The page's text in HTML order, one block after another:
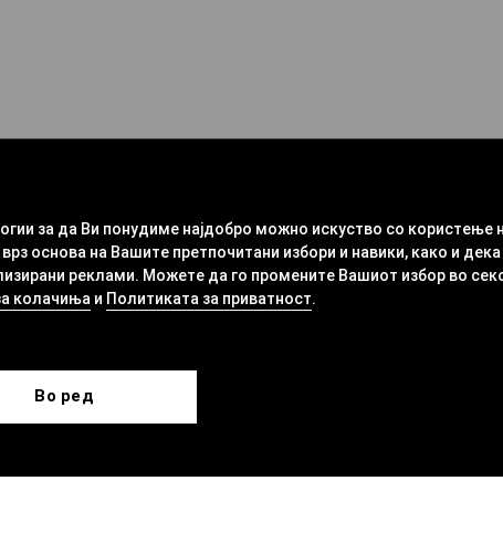
за да Ви понудиме најдобро можно искуство со
основа на Вашите претпочитани избори и навики, како и
реклами. Можете да го промените Вашиот избор во
колачиња и Политиката за приватност.
Во ред